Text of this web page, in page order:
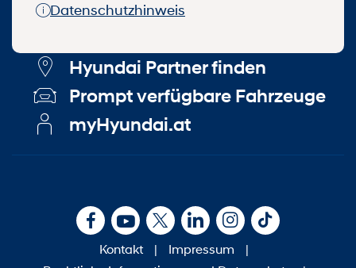
Datenschutzhinweis
Hyundai Partner finden
Prompt verfügbare Fahrzeuge
myHyundai.at
Kontakt | Impressum
|